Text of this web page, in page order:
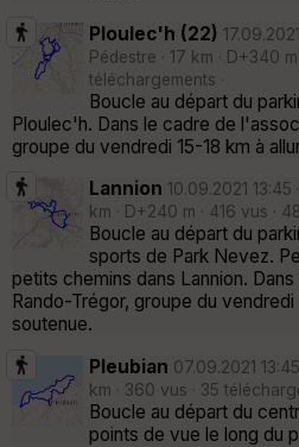
Ploulec'h (22)
Pédestre · 17 km · D+340
téléchargements ·
Boucle au départ du
Ploulec'h. Dans le cadre de
groupe du vendredi 15-18 km à
Lannion 10.09.2021 13:45
km · D+240 m · 416 vus ·
Boucle au départ du
sports de Park Nevez.
petits chemins dans Lannion.
Rando-Trégor, groupe du vendredi
soutenue.
Pleubian 07.09.2021
km · 360 vus · 35
Boucle au départ du
points de vue le long du